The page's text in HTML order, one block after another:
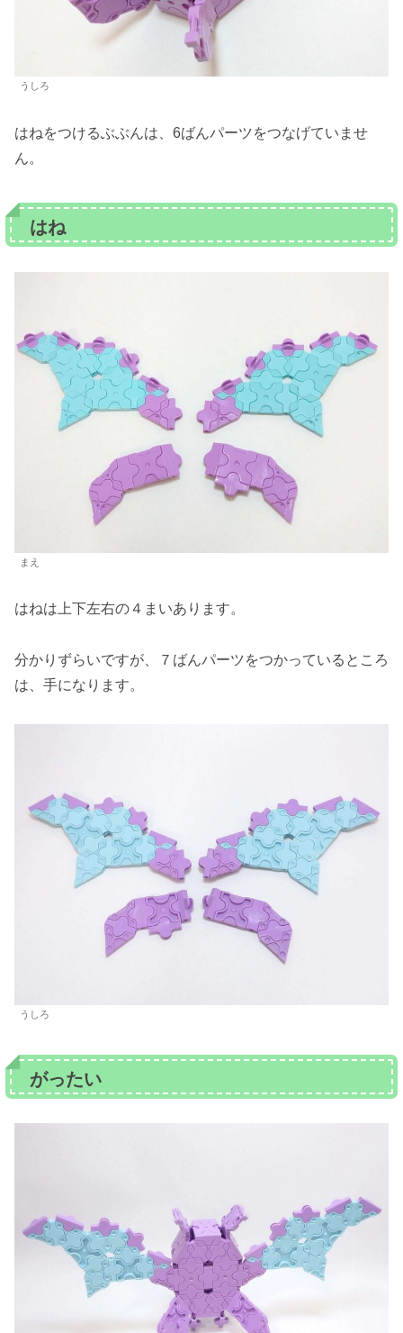
うしろ
はねをつけるぶぶんは、6ばんパーツをつなげていませ
ん。
はね
まえ
はねは上下左右の４まいあります。
分かりずらいですが、７ばんパーツをつかっているところ
は、手になります。
うしろ
がったい